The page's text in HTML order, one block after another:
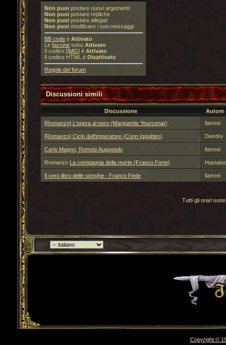
Non puoi postare nuovi argomenti
Non puoi postare repliche
Non puoi postare allegati
Non puoi modificare i tuoi messaggi
BB code èAttivato
Lefaccine sonoAttivato
Il codice[IMG] èAttivato
Il codice HTML èDisattivato
Regole del forum
Discussioni simili
Discussione
Autore
[Romanzo] L'opera al nero (Marguerite Yourcenar)
llamrei
[Romanzo] Ciclo dell'imperatore (Conn Iggulden) Deirdre
Carlo Magno; Romolo Augustolo llamrei
Romanzo La compagnia della morte (Franco Forte)
Il vero libro delle streghe - Franco Fede llamrei
Tutti gli orari
Torna indietro
Copyright ©